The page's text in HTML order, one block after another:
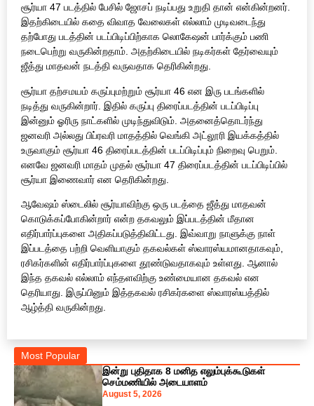
சூர்யா 47 படத்தில் பேசில் ஜோசப் நடிப்பது உறுதி தான் என்கின்றனர்.
இதற்கிடையில் கதை விவாத வேலைகள் எல்லாம் முடிவடைந்து
தற்போது படத்தின் படப்பிடிப்பிற்காக லொகேஷன் பார்க்கும் பணி
நடைபெற்று வருகின்றதாம். அதற்கிடையில் நடிகர்கள் தேர்வையும்
ஜீத்து மாதவன் நடத்தி வருவதாக தெரிகின்றது.
சூர்யா தற்சமயம் கருப்புமற்றும் சூர்யா 46 என இரு படங்களில்
நடித்து வருகின்றார். இதில் கருப்பு திரைப்படத்தின் படப்பிடிப்பு
இன்னும் ஓரிரு நாட்களில் முடிந்துவிடும். அதனைத்தொடர்ந்து
ஜனவரி அல்லது பிப்ரவரி மாதத்தில் வெங்கி அட்லூரி இயக்கத்தில்
உருவாகும் சூர்யா 46 திரைப்படத்தின் படப்பிடிப்பும் நிறைவு பெறும்.
எனவே ஜனவரி மாதம் முதல் சூர்யா 47 திரைப்படத்தின் படப்பிடிப்பில்
சூர்யா இணைவார் என தெரிகின்றது.
ஆவேஷம் ஸ்டைலில் சூர்யாவிற்கு ஒரு படத்தை ஜீத்து மாதவன்
கொடுக்கப்போகின்றார் என்ற தகவலும் இப்படத்தின் மீதான
எதிர்பார்ப்புகளை அதிகப்படுத்திவிட்டது. இவ்வாறு நாளுக்கு நாள்
இப்படத்தை பற்றி வெளியாகும் தகவல்கள் ஸ்வாரஸ்யமானதாகவும்,
ரசிகர்களின் எதிர்பார்ப்புகளை தூண்டுவதாகவும் உள்ளது. ஆனால்
இந்த தகவல் எல்லாம் எந்தளவிற்கு உண்மையான தகவல் என
தெரியாது. இருப்பினும் இத்தகவல் ரசிகர்களை ஸ்வாரஸ்யத்தில்
ஆழ்த்தி வருகின்றது.
Most Popular
இன்று புதிதாக 8 மனித எலும்புக்கூடுகள்
செம்மணியில் அடையாளம்
August 5, 2026